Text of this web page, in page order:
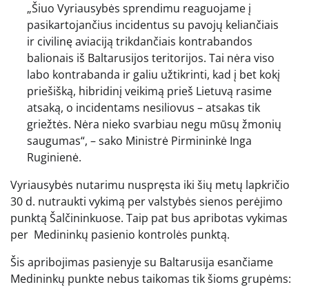
„Šiuo Vyriausybės sprendimu reaguojame į
pasikartojančius incidentus su pavojų keliančiais
ir civilinę aviaciją trikdančiais kontrabandos
balionais iš Baltarusijos teritorijos. Tai nėra viso
labo kontrabanda ir galiu užtikrinti, kad į bet kokį
priešišką, hibridinį veikimą prieš Lietuvą rasime
atsaką, o incidentams nesiliovus – atsakas tik
griežtės. Nėra nieko svarbiau negu mūsų žmonių
saugumas“, – sako Ministrė Pirmininkė Inga
Ruginienė.
Vyriausybės nutarimu nuspręsta iki šių metų lapkričio
30 d. nutraukti vykimą per valstybės sienos perėjimo
punktą Šalčininkuose. Taip pat bus apribotas vykimas
per Medininkų pasienio kontrolės punktą.
Šis apribojimas pasienyje su Baltarusija esančiame
Medininkų punkte nebus taikomas tik šioms grupėms: